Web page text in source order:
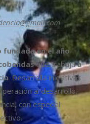
en el año
que trabajaa
. Desarrolla iniciativas
al desarrollo,
con especial